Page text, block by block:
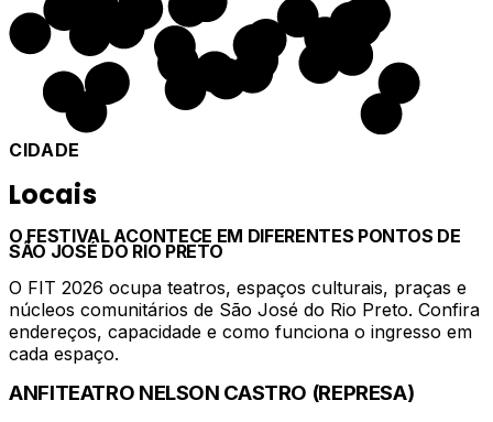
CIDADE
Locais
O FESTIVAL ACONTECE EM DIFERENTES PONTOS DE
SÃO JOSÉ DO RIO PRETO
O FIT 2026 ocupa teatros, espaços culturais, praças e
núcleos comunitários de São José do Rio Preto. Confira
endereços, capacidade e como funciona o ingresso em
cada espaço.
ANFITEATRO NELSON CASTRO (REPRESA)